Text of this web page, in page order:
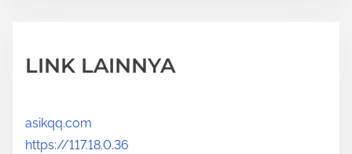
LINK LAINNYA
asikqq.com
https://117.18.0.36